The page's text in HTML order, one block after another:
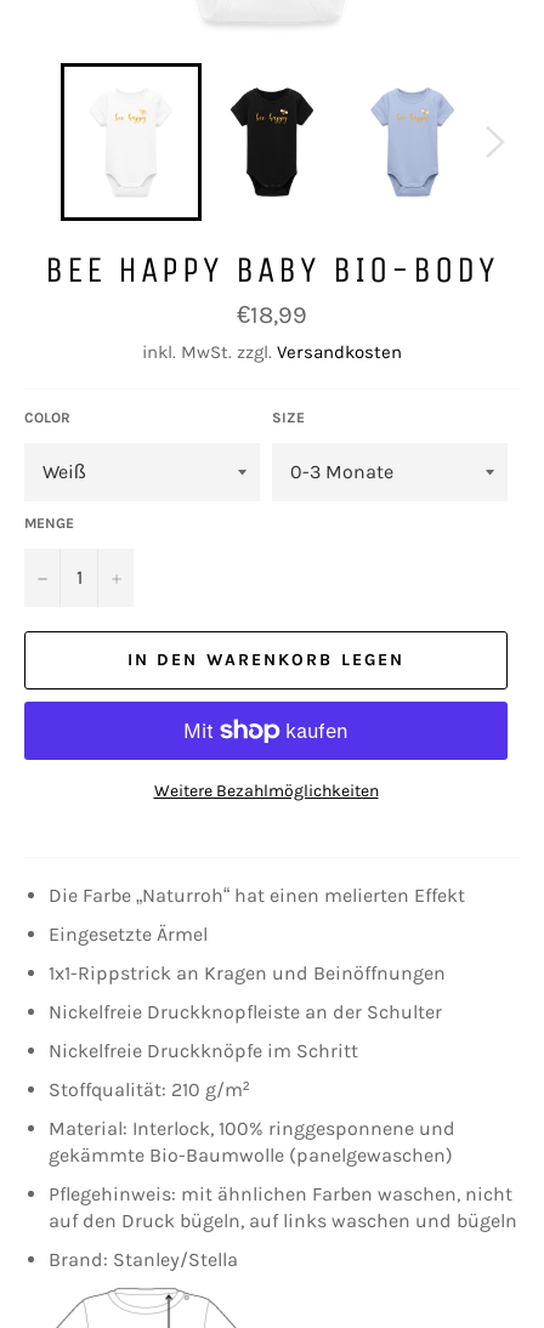
BEE HAPPY BABY BIO-BODY
Normaler
Preis
€18,99
inkl. MwSt. zzgl. Versandkosten
COLOR SIZE
MENGE
− +
IN DEN WARENKORB LEGEN
Weitere Bezahlmöglichkeiten
Die Farbe „Naturroh“ hat einen melierten Effekt
Eingesetzte Ärmel
1x1-Rippstrick an Kragen und Beinöffnungen
Nickelfreie Druckknopfleiste an der Schulter
Nickelfreie Druckknöpfe im Schritt
Stoffqualität: 210 g/m²
Material: Interlock, 100% ringgesponnene und
gekämmte Bio-Baumwolle (panelgewaschen)
Pflegehinweis: mit ähnlichen Farben waschen, nicht
auf den Druck bügeln, auf links waschen und bügeln
Brand: Stanley/Stella